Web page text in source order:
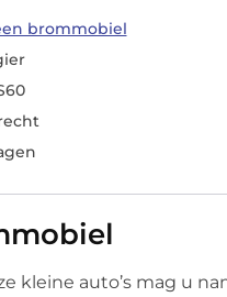
brommobiel
kleine auto’s mag u